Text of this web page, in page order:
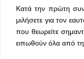
Κατά την πρώτη
μιλήσετε για τον
που θεωρείτε
ειπωθούν όλα από